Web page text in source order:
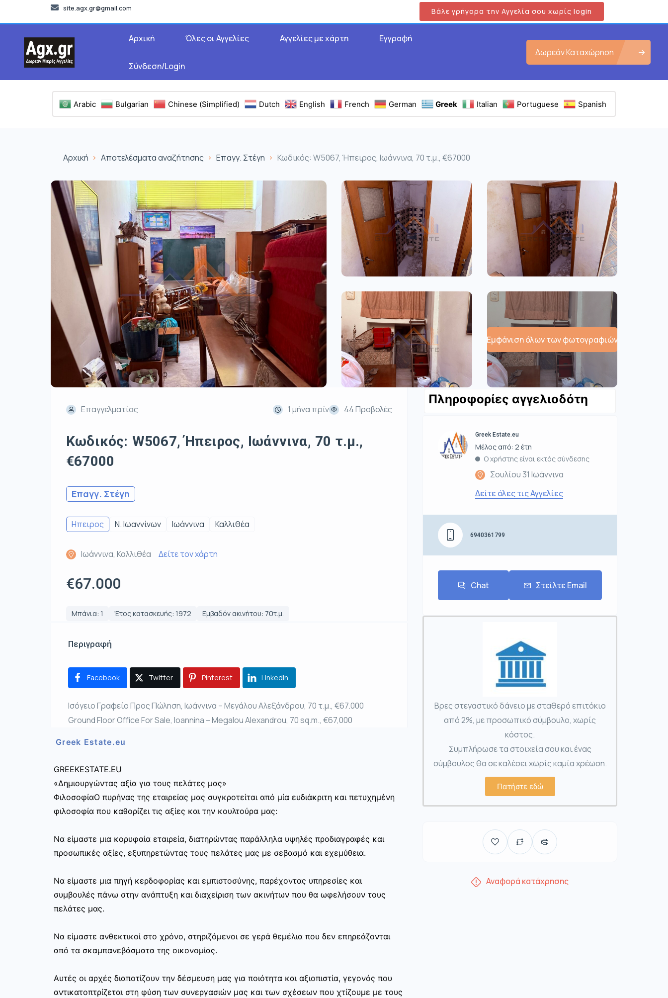
site.agx.gr@gmail.com Βάλε γρήγορα την Αγγελία σου χωρίς login
Αρχική Όλες οι Αγγελίες Αγγελίες με χάρτη Εγγραφή
Σύνδεση/Login
Δωρεάν Καταχώρηση
Arabic Bulgarian Chinese (Simplified) Dutch English French German Greek Italian Portuguese Spanish
Αρχική Αποτελέσματα αναζήτησης Επαγγ. Στέγη Κωδικός: W5067, Ήπειρος, Ιωάννινα, 70 τ.μ., €67000
Εμφάνιση όλων των φωτογραφιών
Επαγγελματίας 1 μήνα πρίν 44 Προβολές
Κωδικός: W5067, Ήπειρος, Ιωάννινα, 70 τ.μ.,
€67000
Επαγγ. Στέγη
Ηπειρος Ν. Ιωαννίνων Ιωάννινα Καλλιθέα
Ιωάννινα, Καλλιθέα Δείτε τον χάρτη
€67.000
Μπάνια: 1 Έτος κατασκευής: 1972 Εμβαδόν ακινήτου: 70τ.μ.
Περιγραφή
Facebook Twitter Pinterest LinkedIn
Ισόγειο Γραφείο Προς Πώληση, Ιωάννινα – Μεγάλου Αλεξάνδρου, 70 τ.μ., €67.000
Ground Floor Office For Sale, Ioannina – Megalou Alexandrou, 70 sq.m., €67,000
Greek Estate.eu
GREEKESTATE.EU
«Δημιουργώντας αξία για τους πελάτες μας»
ΦιλοσοφίαΟ πυρήνας της εταιρείας μας συγκροτείται από μία ευδιάκριτη και πετυχημένη
φιλοσοφία που καθορίζει τις αξίες και την κουλτούρα μας:
Να είμαστε μια κορυφαία εταιρεία, διατηρώντας παράλληλα υψηλές προδιαγραφές και
προσωπικές αξίες, εξυπηρετώντας τους πελάτες μας με σεβασμό και εχεμύθεια.
Να είμαστε μια πηγή κερδοφορίας και εμπιστοσύνης, παρέχοντας υπηρεσίες και
συμβουλές πάνω στην ανάπτυξη και διαχείριση των ακινήτων που θα ωφελήσουν τους
πελάτες μας.
Να είμαστε ανθεκτικοί στο χρόνο, στηριζόμενοι σε γερά θεμέλια που δεν επηρεάζονται
από τα σκαμπανεβάσματα της οικονομίας.
Αυτές οι αρχές διαποτίζουν την δέσμευση μας για ποιότητα και αξιοπιστία, γεγονός που
αντικατοπτρίζεται στη φύση των συνεργασιών μας και των σχέσεων που χτίζουμε με τους
Πληροφορίες αγγελιοδότη
Greek Estate.eu
Μέλος από: 2 έτη
Ο χρήστης είναι εκτός σύνδεσης
Σουλίου 31 Ιωάννινα
Δείτε όλες τις Αγγελίες
6940361799
Chat Στείλτε Email
Βρες στεγαστικό δάνειο με σταθερό επιτόκιο
από 2%, με προσωπικό σύμβουλο, χωρίς
κόστος.
Συμπλήρωσε τα στοιχεία σου και ένας
σύμβουλος θα σε καλέσει χωρίς καμία χρέωση.
Πατήστε εδώ
Αναφορά κατάχρησης